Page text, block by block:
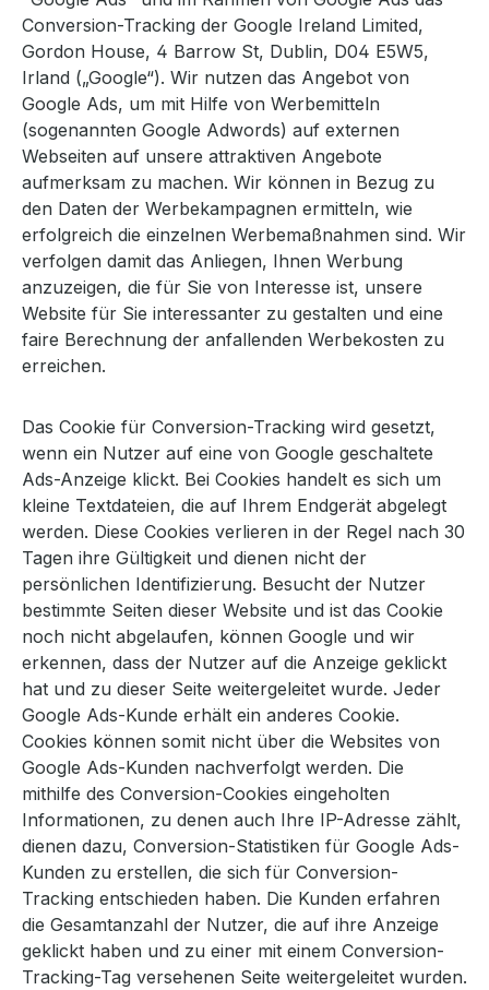
Conversion-Tracking der Google Ireland Limited,
Gordon House, 4 Barrow St, Dublin, D04 E5W5,
Irland („Google“). Wir nutzen das Angebot von
Google Ads, um mit Hilfe von Werbemitteln
(sogenannten Google Adwords) auf externen
Webseiten auf unsere attraktiven Angebote
aufmerksam zu machen. Wir können in Bezug zu
den Daten der Werbekampagnen ermitteln, wie
erfolgreich die einzelnen Werbemaßnahmen sind. Wir
verfolgen damit das Anliegen, Ihnen Werbung
anzuzeigen, die für Sie von Interesse ist, unsere
Website für Sie interessanter zu gestalten und eine
faire Berechnung der anfallenden Werbekosten zu
erreichen.
Das Cookie für Conversion-Tracking wird gesetzt,
wenn ein Nutzer auf eine von Google geschaltete
Ads-Anzeige klickt. Bei Cookies handelt es sich um
kleine Textdateien, die auf Ihrem Endgerät abgelegt
werden. Diese Cookies verlieren in der Regel nach 30
Tagen ihre Gültigkeit und dienen nicht der
persönlichen Identifizierung. Besucht der Nutzer
bestimmte Seiten dieser Website und ist das Cookie
noch nicht abgelaufen, können Google und wir
erkennen, dass der Nutzer auf die Anzeige geklickt
hat und zu dieser Seite weitergeleitet wurde. Jeder
Google Ads-Kunde erhält ein anderes Cookie.
Cookies können somit nicht über die Websites von
Google Ads-Kunden nachverfolgt werden. Die
mithilfe des Conversion-Cookies eingeholten
Informationen, zu denen auch Ihre IP-Adresse zählt,
dienen dazu, Conversion-Statistiken für Google Ads-
Kunden zu erstellen, die sich für Conversion-
Tracking entschieden haben. Die Kunden erfahren
die Gesamtanzahl der Nutzer, die auf ihre Anzeige
geklickt haben und zu einer mit einem Conversion-
Tracking-Tag versehenen Seite weitergeleitet wurden.